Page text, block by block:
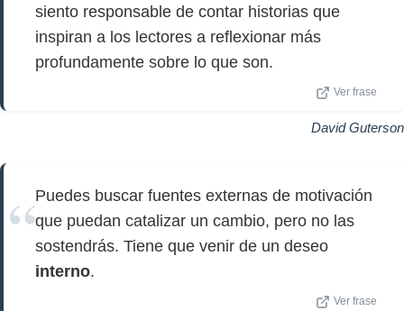
siento responsable de contar historias que
inspiran a los lectores a reflexionar más
profundamente sobre lo que son.
Ver frase
David Guterson
Puedes buscar fuentes externas de motivación
que puedan catalizar un cambio, pero no las
sostendrás. Tiene que venir de un deseo
interno.
Ver frase